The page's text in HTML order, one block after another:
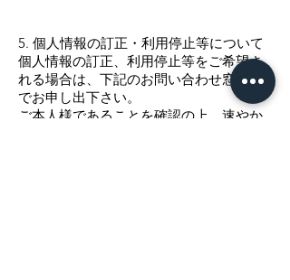
5. 個人情報の訂正・利用停止等について
個人情報の訂正、利用停止等をご希望さ
れる場合は、下記のお問い合わせ窓口ま
でお申し出下さい。
ご本人様であることを確認の上、速やか